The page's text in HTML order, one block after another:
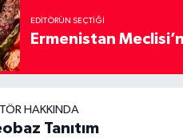
EDITÖRÜN SEÇTIĞI
Ermenistan
HAKKINDA
Tanıtım